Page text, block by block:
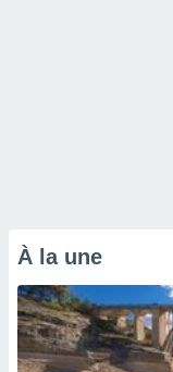
À la une